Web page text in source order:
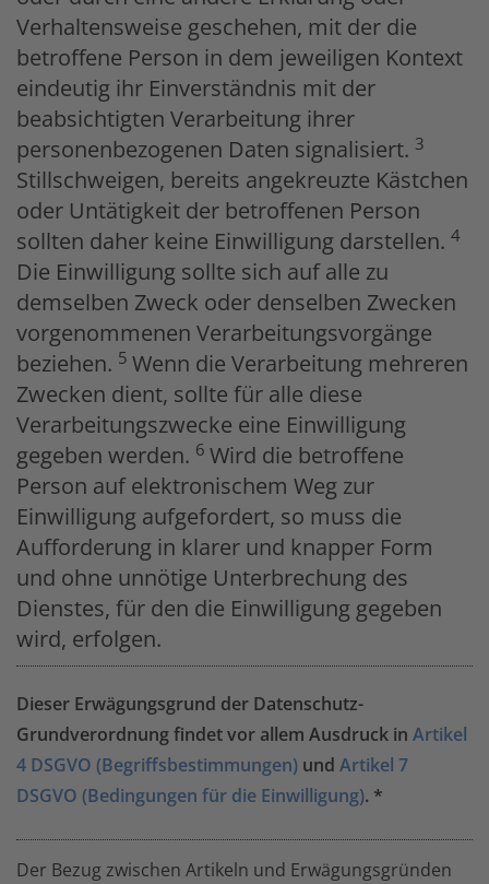
Verhaltensweise geschehen, mit der die
betroffene Person in dem jeweiligen Kontext
eindeutig ihr Einverständnis mit der
beabsichtigten Verarbeitung ihrer
personenbezogenen Daten signalisiert. 3
Stillschweigen, bereits angekreuzte Kästchen
oder Untätigkeit der betroffenen Person
sollten daher keine Einwilligung darstellen. 4
Die Einwilligung sollte sich auf alle zu
demselben Zweck oder denselben Zwecken
vorgenommenen Verarbeitungsvorgänge
beziehen. 5 Wenn die Verarbeitung mehreren
Zwecken dient, sollte für alle diese
Verarbeitungszwecke eine Einwilligung
gegeben werden. 6 Wird die betroffene
Person auf elektronischem Weg zur
Einwilligung aufgefordert, so muss die
Aufforderung in klarer und knapper Form
und ohne unnötige Unterbrechung des
Dienstes, für den die Einwilligung gegeben
wird, erfolgen.
Dieser Erwägungsgrund der Datenschutz-
Grundverordnung findet vor allem Ausdruck in Artikel
4 DSGVO (Begriffsbestimmungen) und Artikel 7
DSGVO (Bedingungen für die Einwilligung). *
Der Bezug zwischen Artikeln und Erwägungsgründen